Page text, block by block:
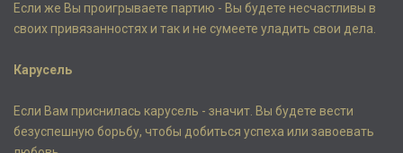
Если же Вы проигрываете партию - Вы будете несчастливы в
своих привязанностях и так и не сумеете уладить свои дела.
Карусель
Если Вам приснилась карусель - значит. Вы будете вести
безуспешную борьбу, чтобы добиться успеха или завоевать